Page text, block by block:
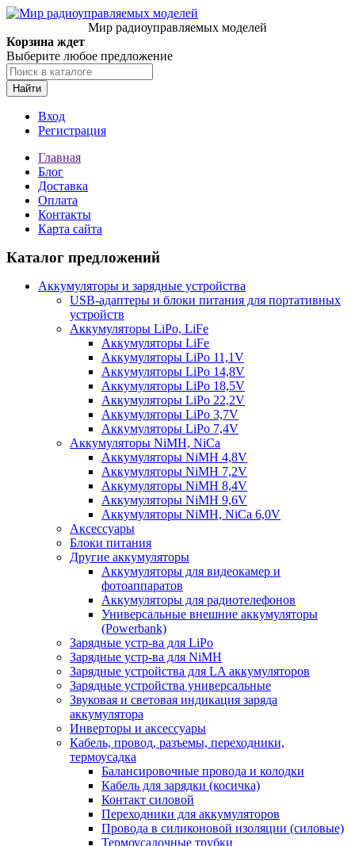
Мир радиоуправляемых моделей
Корзина ждет
Выберите любое предложение
Найти
Вход
Регистрация
Главная
Блог
Доставка
Оплата
Контакты
Карта сайта
Каталог предложений
Аккумуляторы и зарядные устройства
USB-адаптеры и блоки питания для портативных
устройств
Аккумуляторы LiPo, LiFe
Аккумуляторы LiFe
Аккумуляторы LiPo 11,1V
Аккумуляторы LiPo 14,8V
Аккумуляторы LiPo 18,5V
Аккумуляторы LiPo 22,2V
Аккумуляторы LiPo 3,7V
Аккумуляторы LiPo 7,4V
Аккумуляторы NiMH, NiCa
Аккумуляторы NiMH 4,8V
Аккумуляторы NiMH 7,2V
Аккумуляторы NiMH 8,4V
Аккумуляторы NiMH 9,6V
Аккумуляторы NiMH, NiCa 6,0V
Аксессуары
Блоки питания
Другие аккумуляторы
Аккумуляторы для видеокамер и
фотоаппаратов
Аккумуляторы для радиотелефонов
Универсальные внешние аккумуляторы
(Powerbank)
Зарядные устр-ва для LiPo
Зарядные устр-ва для NiMH
Зарядные устройства для LA аккумуляторов
Зарядные устройства универсальные
Звуковая и световая индикация заряда
аккумулятора
Инверторы и аксессуары
Кабель, провод, разъемы, переходники,
термоусадка
Балансировочные провода и колодки
Кабель для зарядки (косичка)
Контакт силовой
Переходники для аккумуляторов
Провода в силиконовой изоляции (силовые)
Термоусадочные трубки